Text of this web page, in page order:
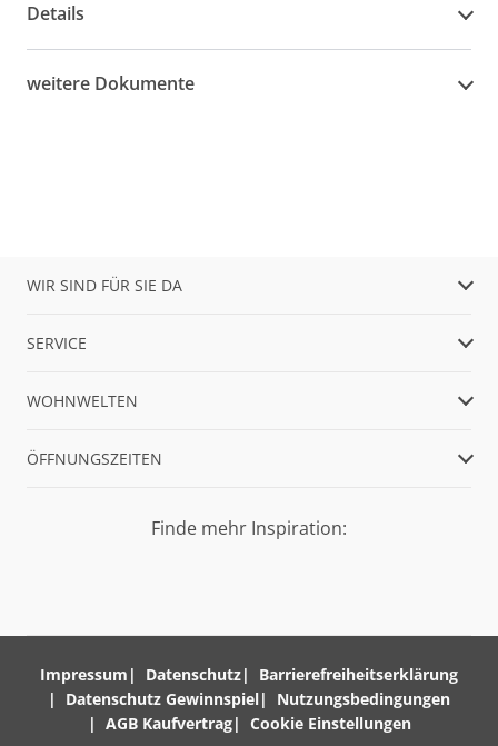
Details
weitere Dokumente
WIR SIND FÜR SIE DA
SERVICE
WOHNWELTEN
ÖFFNUNGSZEITEN
Finde mehr Inspiration:
Impressum Datenschutz
Barrierefreiheitserklärung
Datenschutz Gewinnspiel
Nutzungsbedingungen
AGB Kaufvertrag
Cookie Einstellungen